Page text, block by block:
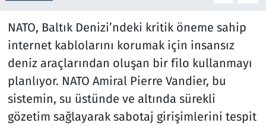
NATO, Baltık Denizi’ndeki kritik öneme sahip
internet kablolarını korumak için insansız
deniz araçlarından oluşan bir filo kullanmayı
planlıyor. NATO Amiral Pierre Vandier, bu
sistemin, su üstünde ve altında sürekli
gözetim sağlayarak sabotaj girişimlerini tespit
Spor
Teknoloji ve Bilim
Televizyon